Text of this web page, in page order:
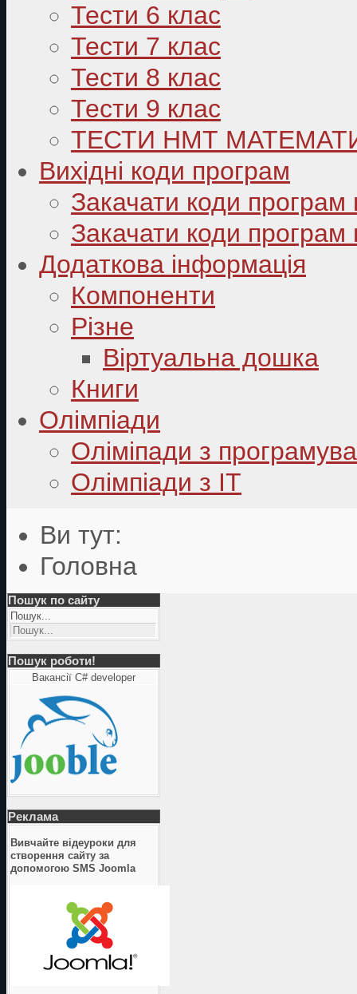
Тести 6 клас
Тести 7 клас
Тести 8 клас
Тести 9 клас
ТЕСТИ НМТ
Вихідні коди програм
Закачати коди програм
Закачати коди програм
Додаткова інформація
Компоненти
Різне
Віртуальна дошка
Книги
Олімпіади
Оліміпади з
Олімпіади з ІТ
Ви тут:
Головна
Пошук по сайту
Пошук...
Пошук роботи!
Вакансії C# developer
Реклама
Вивчайте відеуроки для
створення сайту за
допомогою SMS Joomla